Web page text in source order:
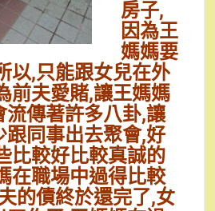
房子,
因為王
媽媽要
以,只能跟女兒在外
前夫愛賭,讓王媽媽
傳著許多八卦,讓
同事出去聚會,好
比較好比較真誠的
在職場中過得比較
的債終於還完了,女